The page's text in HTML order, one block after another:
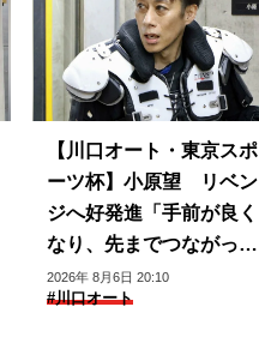
【川口オート・東京スポ
ーツ杯】小原望 リベン
ジへ好発進「手前が良く
なり、先までつながって
いる」
2026年 8月6日 20:10
#川口オート